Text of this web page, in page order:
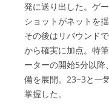
発に送り出した。ゲ
ショットがネットを
その後はリバウンド
から確実に加点。特
ーターの開始5分以
備を展開。23−3と一
掌握した。